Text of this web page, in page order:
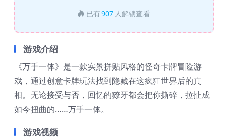
已有907 人解锁查看
游戏介绍
《万手一体》是一款实景拼贴风格的怪奇卡牌冒险游
戏，通过创意卡牌玩法找到隐藏在这疯狂世界后的真
相。无论接受与否，回忆的獠牙都会把你撕碎，拉扯成
如今扭曲的……万手一体。
游戏视频